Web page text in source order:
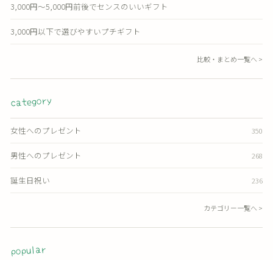
3,000円〜5,000円前後でセンスのいいギフト
3,000円以下で選びやすいプチギフト
比較・まとめ一覧へ >
category
女性へのプレゼント 350
男性へのプレゼント 268
誕生日祝い 236
カテゴリー一覧へ >
popular